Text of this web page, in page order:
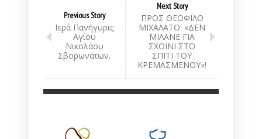
Previous Story
Ιερά Πανήγυρις
Αγίου
Νικολάου
Σβορωνάτων.
Next Story
ΠΡΟΣ ΘΕΟΦΙΛΟ
ΜΙΧΑΛΑΤΟ: «ΔΕΝ
ΜΙΛΑΝΕ ΓΙΑ
ΣΧΟΙΝΙ ΣΤΟ
ΣΠΙΤΙ ΤΟΥ
ΚΡΕΜΑΣΜΕΝΟΥ»!